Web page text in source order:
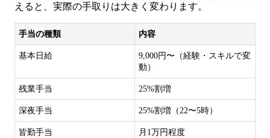
えると、実際の手取りは大きく変わります。
手当の種類 内容
基本日給
9,000円〜（経験・スキルで変
動）
残業手当 25%割増
深夜手当 25%割増（22〜5時）
皆勤手当 月1万円程度